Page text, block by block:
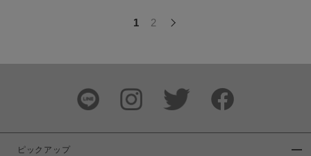
1 2
ピックアップ